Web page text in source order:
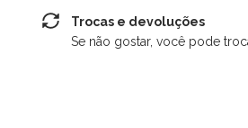
Trocas e devoluções
Se não gostar, você pode